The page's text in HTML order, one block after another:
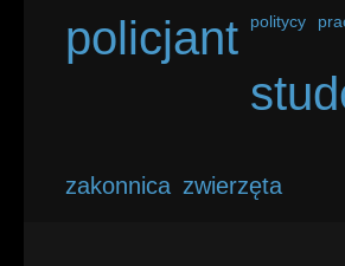
policjant politycy
zakonnica zwierzęta